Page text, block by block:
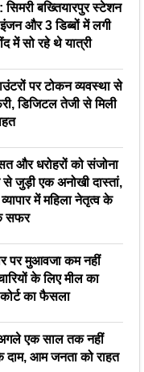
बख्तियारपुर स्टेशन
और 3 डिब्बों में लगी
में सो रहे थे यात्री
पर टोकन व्यवस्था से
डिजिटल तेजी से मिली
और धरोहरों को संजोना
जुड़ी एक अनोखी दास्तां,
में महिला नेतृत्व के
सफर
पर मुआवजा कम नहीं
के लिए मील का
का फैसला
एक साल तक नहीं
दाम, आम जनता को राहत